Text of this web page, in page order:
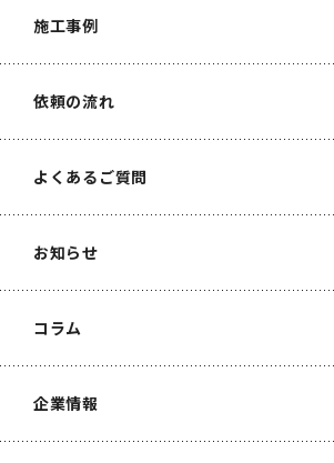
施工事例
依頼の流れ
よくあるご質問
お知らせ
コラム
企業情報